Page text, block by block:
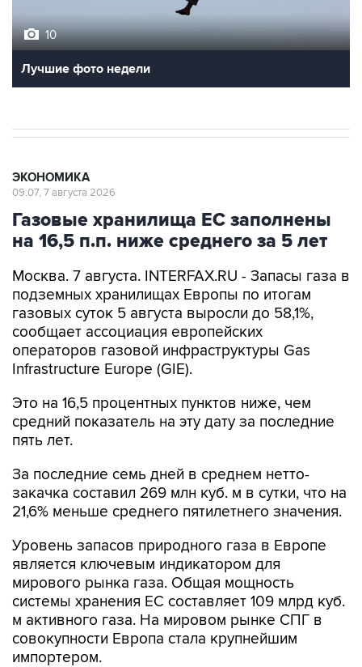
Лучшие фото недели
Газовые хранилища ЕС заполнены
на 16,5 п.п. ниже среднего за 5 лет
Москва. 7 августа. INTERFAX.RU - Запасы газа в
газовых суток 5 августа выросли до 58,1%,
сообщает ассоциация европейских
операторов газовой инфраструктуры Gas
Infrastructure Europe (GIE).
Это на 16,5 процентных пунктов ниже, чем
пять лет.
За последние семь дней в среднем нетто-
21,6% меньше среднего пятилетнего значения.
Уровень запасов природного газа в Европе
мирового рынка газа. Общая мощность
системы хранения ЕС составляет 109 млрд куб.
м активного газа. На мировом рынке СПГ в
совокупности Европа стала крупнейшим
импортером.
Gas Infrastructure Europe объединяет